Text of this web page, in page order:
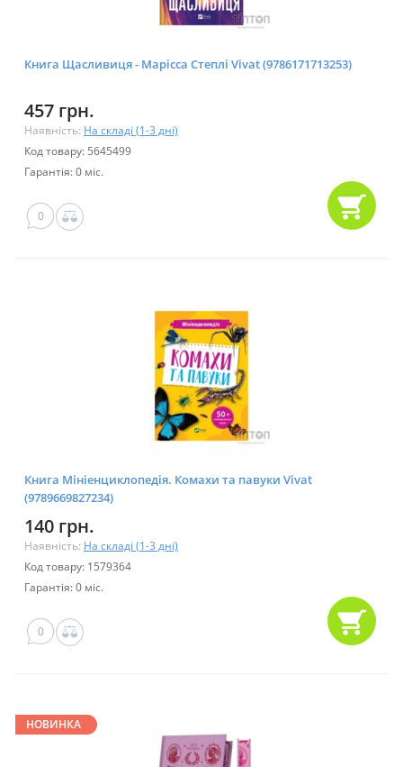
Книга Щасливиця - Марісса Степлі Vivat (9786171713253)
457 грн.
Наявність: На складі (1-3 дні)
Код товару: 5645499
Гарантія: 0 міс.
0
Книга Мініенциклопедія. Комахи та павуки Vivat
(9789669827234)
140 грн.
Наявність: На складі (1-3 дні)
Код товару: 1579364
Гарантія: 0 міс.
0
НОВИНКА